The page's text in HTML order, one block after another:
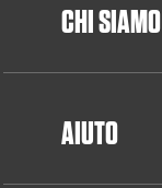
CHI SIAMO
AIUTO